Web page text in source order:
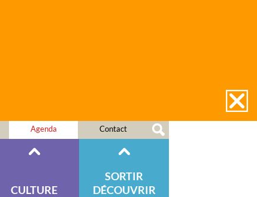
Agenda Contact
CULTURE
SORTIR
DÉCOUVRIR